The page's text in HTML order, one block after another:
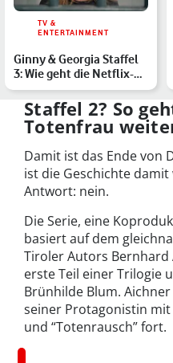
TV &
ENTERTAINMENT
Ginny & Georgia Staffel
3: Wie geht die Netflix-
Serie weiter?
Staffel 2? So
Totenfrau
Damit ist das Ende von
ist die Geschichte
Antwort: nein.
Die Serie, eine
basiert auf dem
Tiroler Autors Bernhard
erste Teil einer Trilogie
Brünhilde Blum.
seiner Protagonistin mit
und “Totenrausch” fort.